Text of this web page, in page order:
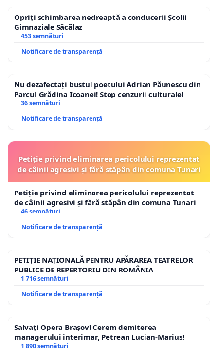
Opriți schimbarea nedreaptă a conducerii Școlii
Gimnaziale Săcălaz
453 semnături
Notificare de transparență
Nu dezafectați bustul poetului Adrian Păunescu din
Parcul Grădina Icoanei! Stop cenzurii culturale!
36 semnături
Notificare de transparență
Petiție privind eliminarea pericolului reprezentat
de câinii agresivi și fără stăpân din comuna Tunari
Petiție privind eliminarea pericolului reprezentat
de câinii agresivi și fără stăpân din comuna Tunari
46 semnături
Notificare de transparență
PETIȚIE NAȚIONALĂ PENTRU APĂRAREA TEATRELOR
PUBLICE DE REPERTORIU DIN ROMÂNIA
1 716 semnături
Notificare de transparență
Salvați Opera Brașov! Cerem demiterea
managerului interimar, Petrean Lucian-Marius!
1 890 semnături